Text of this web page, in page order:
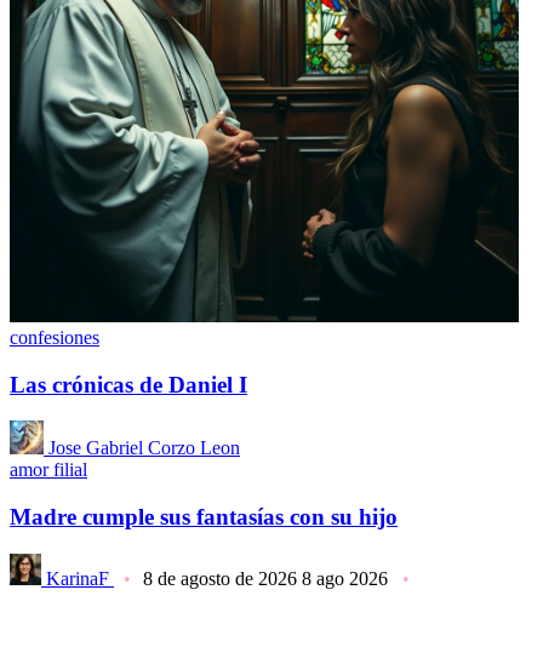
confesiones
Las crónicas de Daniel I
Jose Gabriel Corzo Leon
amor filial
Madre cumple sus fantasías con su hijo
KarinaF 8 de agosto de 2026 8 ago 2026